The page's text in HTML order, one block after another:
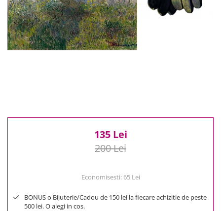
200 Lei - 300 Lei
300 Lei - 500 Lei
500 Lei - 1000 Lei
1000 Lei +
135 Lei
200 Lei
Economisesti: 65 Lei
BONUS o Bijuterie/Cadou de 150 lei la fiecare achizitie de peste
500 lei. O alegi in cos.